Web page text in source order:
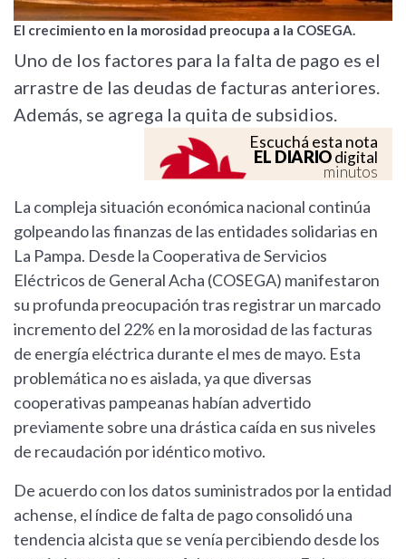
El crecimiento en la morosidad preocupa a la COSEGA.
Uno de los factores para la falta de pago es el
arrastre de las deudas de facturas anteriores.
Además, se agrega la quita de subsidios.
Escuchá esta nota
EL DIARIOdigital
minutos
La compleja situación económica nacional continúa
golpeando las finanzas de las entidades solidarias en
La Pampa. Desde la Cooperativa de Servicios
Eléctricos de General Acha (COSEGA) manifestaron
su profunda preocupación tras registrar un marcado
incremento del 22% en la morosidad de las facturas
de energía eléctrica durante el mes de mayo. Esta
problemática no es aislada, ya que diversas
cooperativas pampeanas habían advertido
previamente sobre una drástica caída en sus niveles
de recaudación por idéntico motivo.
De acuerdo con los datos suministrados por la entidad
achense, el índice de falta de pago consolidó una
tendencia alcista que se venía percibiendo desde los